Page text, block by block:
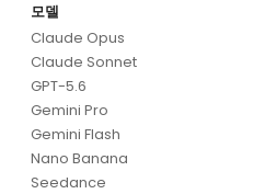
모델
Claude Opus
Claude Sonnet
GPT-5.6
Gemini Pro
Gemini Flash
Nano Banana
Seedance